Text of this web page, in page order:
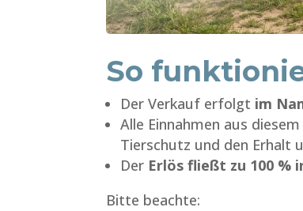
So
Der Verkauf erfolgt im
Alle Einnahmen aus
Tierschutz und den Erhalt
Der Erlös fließt zu 100 %
Bitte beachte: